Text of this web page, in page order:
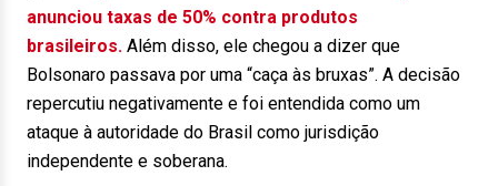
anunciou taxas de 50% contra produtos
brasileiros. Além disso, ele chegou a dizer que
Bolsonaro passava por uma “caça às bruxas”. A decisão
repercutiu negativamente e foi entendida como um
ataque à autoridade do Brasil como jurisdição
independente e soberana.